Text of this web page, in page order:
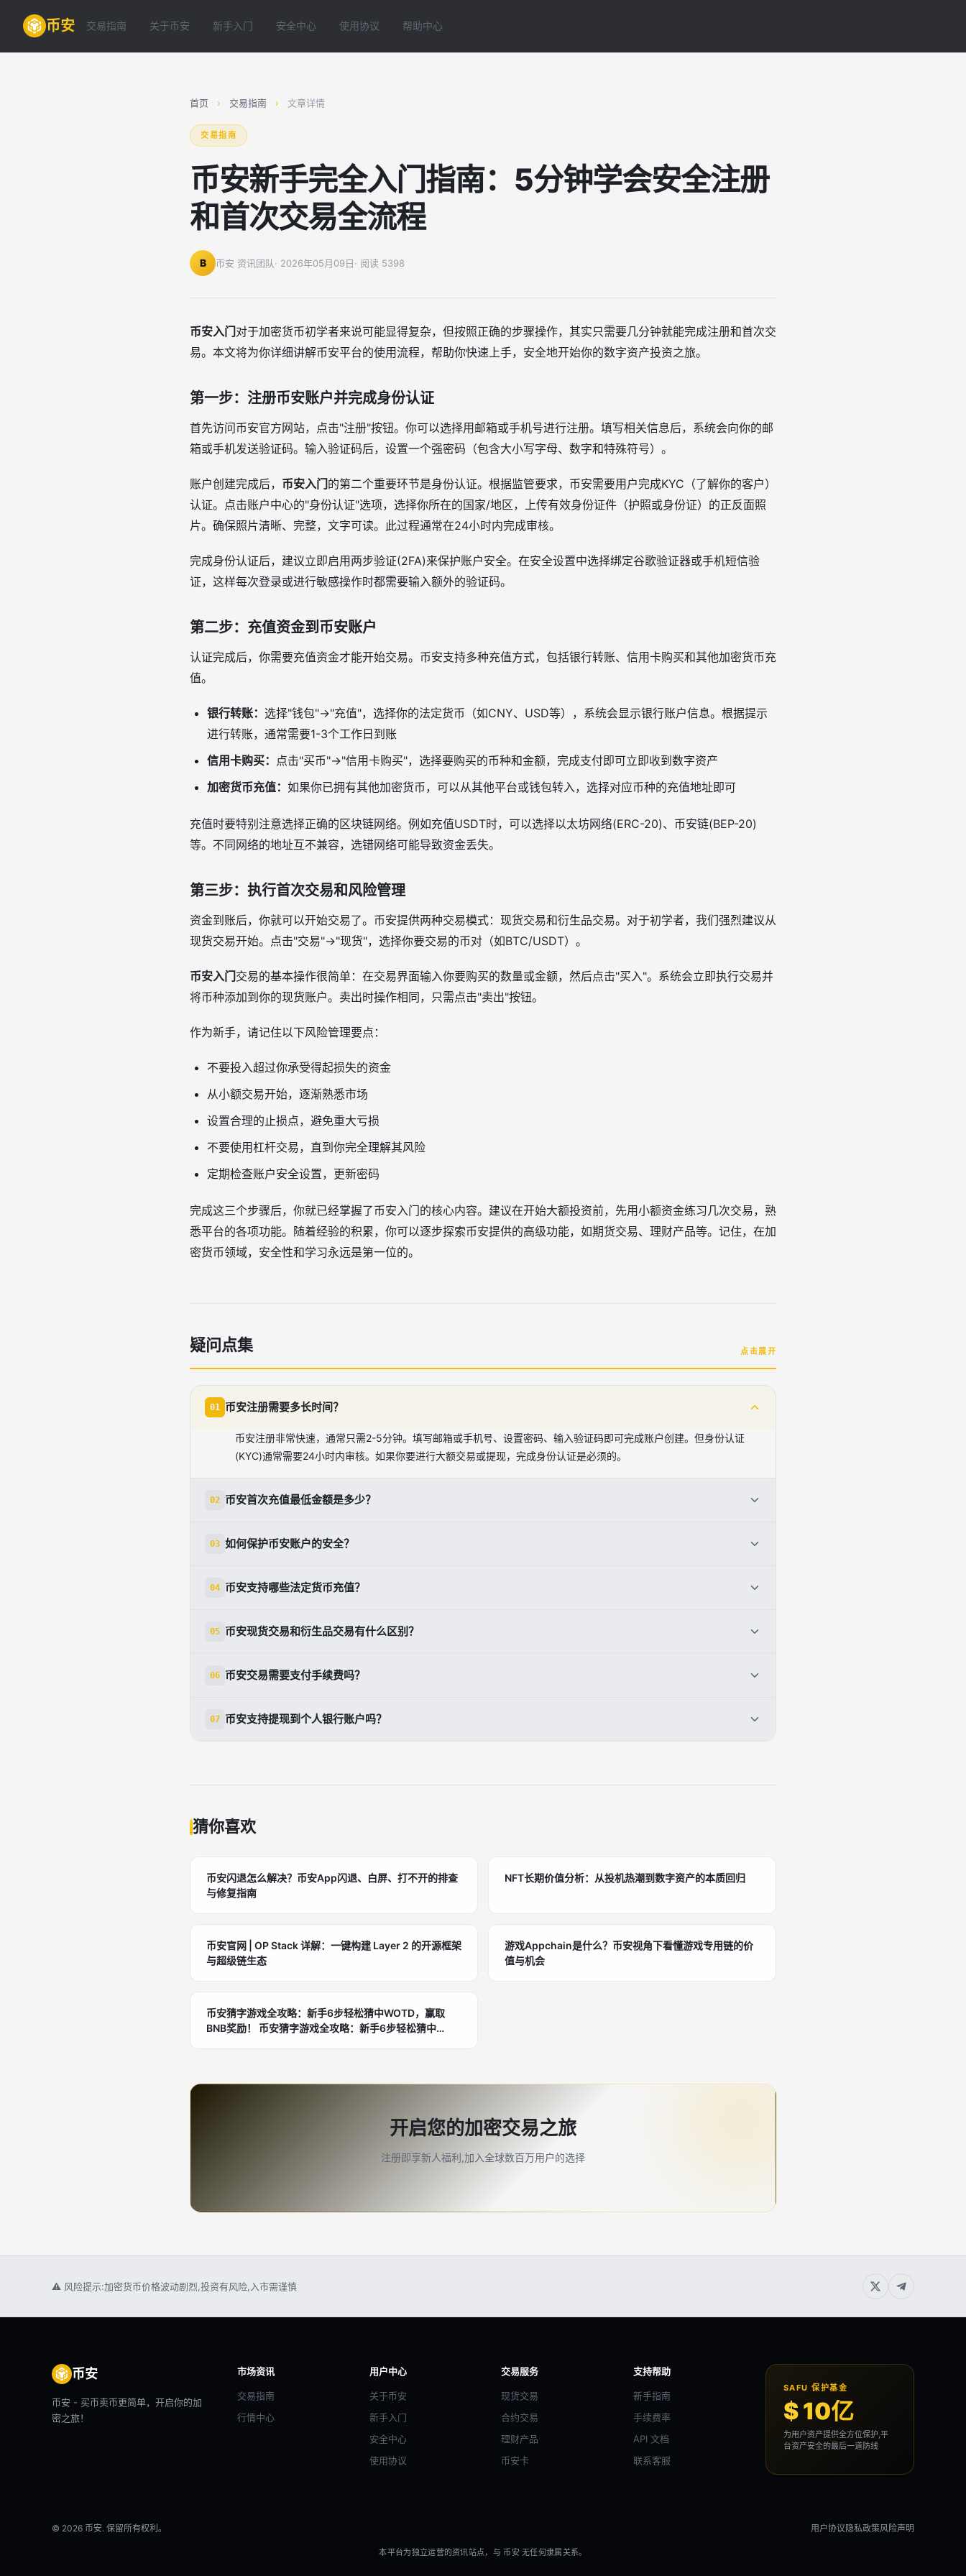
币安 交易指南 关于币安 新手入门 安全中心 使用协议 帮助中心
首页 › 交易指南 › 文章详情
交易指南
币安新手完全入门指南：5分钟学会安全注册
和首次交易全流程
B 币安 资讯团队· 2026年05月09日· 阅读 5398
币安入门对于加密货币初学者来说可能显得复杂，但按照正确的步骤操作，其实只需要几分钟就能完成注册和首次交
易。本文将为你详细讲解币安平台的使用流程，帮助你快速上手，安全地开始你的数字资产投资之旅。
第一步：注册币安账户并完成身份认证
首先访问币安官方网站，点击"注册"按钮。你可以选择用邮箱或手机号进行注册。填写相关信息后，系统会向你的邮
箱或手机发送验证码。输入验证码后，设置一个强密码（包含大小写字母、数字和特殊符号）。
账户创建完成后， 币安入门的第二个重要环节是身份认证。根据监管要求，币安需要用户完成KYC（了解你的客户）
认证。点击账户中心的"身份认证"选项，选择你所在的国家/地区，上传有效身份证件（护照或身份证）的正反面照
片。确保照片清晰、完整，文字可读。此过程通常在24小时内完成审核。
完成身份认证后，建议立即启用两步验证(2FA)来保护账户安全。在安全设置中选择绑定谷歌验证器或手机短信验
证，这样每次登录或进行敏感操作时都需要输入额外的验证码。
第二步：充值资金到币安账户
认证完成后，你需要充值资金才能开始交易。币安支持多种充值方式，包括银行转账、信用卡购买和其他加密货币充
值。
银行转账： 选择"钱包"→"充值"，选择你的法定货币（如CNY、USD等），系统会显示银行账户信息。根据提示
进行转账，通常需要1-3个工作日到账
信用卡购买： 点击"买币"→"信用卡购买"，选择要购买的币种和金额，完成支付即可立即收到数字资产
加密货币充值： 如果你已拥有其他加密货币，可以从其他平台或钱包转入，选择对应币种的充值地址即可
充值时要特别注意选择正确的区块链网络。例如充值USDT时，可以选择以太坊网络(ERC-20)、币安链(BEP-20)
等。不同网络的地址互不兼容，选错网络可能导致资金丢失。
第三步：执行首次交易和风险管理
资金到账后，你就可以开始交易了。币安提供两种交易模式：现货交易和衍生品交易。对于初学者，我们强烈建议从
现货交易开始。点击"交易"→"现货"，选择你要交易的币对（如BTC/USDT）。
币安入门交易的基本操作很简单：在交易界面输入你要购买的数量或金额，然后点击"买入"。系统会立即执行交易并
将币种添加到你的现货账户。卖出时操作相同，只需点击"卖出"按钮。
作为新手，请记住以下风险管理要点：
不要投入超过你承受得起损失的资金
从小额交易开始，逐渐熟悉市场
设置合理的止损点，避免重大亏损
不要使用杠杆交易，直到你完全理解其风险
定期检查账户安全设置，更新密码
完成这三个步骤后，你就已经掌握了币安入门的核心内容。建议在开始大额投资前，先用小额资金练习几次交易，熟
悉平台的各项功能。随着经验的积累，你可以逐步探索币安提供的高级功能，如期货交易、理财产品等。记住，在加
密货币领域，安全性和学习永远是第一位的。
疑问点集 点击展开
01 币安注册需要多长时间？
币安注册非常快速，通常只需2-5分钟。填写邮箱或手机号、设置密码、输入验证码即可完成账户创建。但身份认证
(KYC)通常需要24小时内审核。如果你要进行大额交易或提现，完成身份认证是必须的。
02 币安首次充值最低金额是多少？
有各自的最低限制。例如信用卡购买可能有50美元的最低限制。建议先用小额测试充值流程。
03 如何保护币安账户的安全？
用登录地址白名单功能、绑定手机和邮箱。此外，将大部分资金转入现货钱包而非交易账户，可以进一步降低风险。
04 币安支持哪些法定货币充值？
地区而有所不同。你可以在充值页面看到当前可用的所有法定货币选项。建议选择与你当地银行相同的货币，以获得最
05 币安现货交易和衍生品交易有什么区别？
资产。衍生品交易使用杠杆，风险更高。初学者应该从现货交易开始，因为它更简单、更安全，风险也相对可控。
06 币安交易需要支付手续费吗？
可以获得25%的折扣，手续费降至0.075%。VIP会员可以获得更低的费率。提现到其他钱包时也会产生网络手续费，具
07 币安支持提现到个人银行账户吗？
猜你喜欢
币安闪退怎么解决？币安App闪退、白屏、打不开的排查
与修复指南
NFT长期价值分析：从投机热潮到数字资产的本质回归
币安官网 | OP Stack 详解：一键构建 Layer 2 的开源框架
与超级链生态
游戏Appchain是什么？币安视角下看懂游戏专用链的价
值与机会
币安猜字游戏全攻略：新手6步轻松猜中WOTD，赢取
BNB奖励！ 币安猜字游戏全攻略：新手6步轻松猜中
开启您的加密交易之旅
注册即享新人福利,加入全球数百万用户的选择
⚠ 风险提示:加密货币价格波动剧烈,投资有风险,入市需谨慎
币安
币安 - 买币卖币更简单，开启你的加
密之旅！
市场资讯
交易指南
行情中心
用户中心
关于币安
新手入门
安全中心
使用协议
交易服务
现货交易
合约交易
理财产品
币安卡
支持帮助
新手指南
手续费率
API 文档
联系客服
SAFU 保护基金
$ 10亿
为用户资产提供全方位保护,平
台资产安全的最后一道防线
© 2026 币安. 保留所有权利。 用户协议隐私政策风险声明
本平台为独立运营的资讯站点，与 币安 无任何隶属关系。